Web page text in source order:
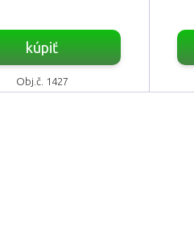
kúpiť
Obj.č. 1427